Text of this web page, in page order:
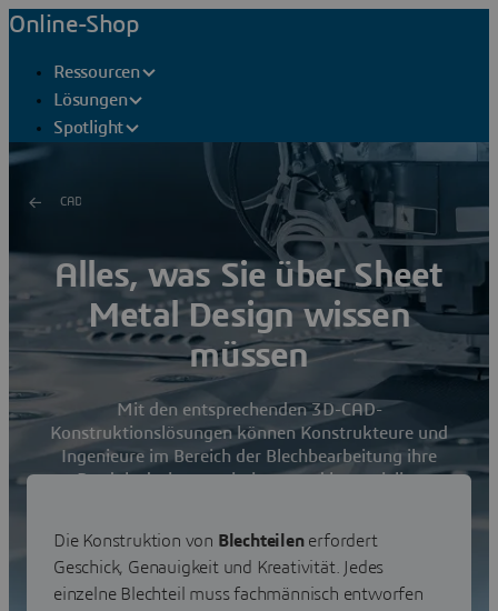
Online-Shop
Ressourcen
Lösungen
Spotlight
CAD
Alles, was Sie über Sheet
Metal Design wissen
müssen
Mit den entsprechenden 3D-CAD-
Konstruktionslösungen können Konstrukteure und
Ingenieure im Bereich der Blechbearbeitung ihre
Produktdesigns optimieren und kostspielige
Erfahren Sie mehr über unsere
Lösungen für Blechkonstruktionen
Die Konstruktion von Blechteilenerfordert
Geschick, Genauigkeit und Kreativität. Jedes
einzelne Blechteil muss fachmännisch entworfen